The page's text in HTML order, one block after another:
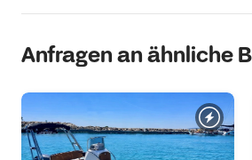
Anfragen an ähnliche